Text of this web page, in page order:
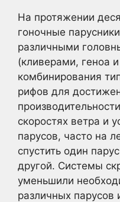
На протяжении
гоночные
различными
(кливерами, геноа
комбинирования
рифов для
скоростях ветра и
парусов, часто на
спустить один
другой. Системы
уменьшили
различных парусов